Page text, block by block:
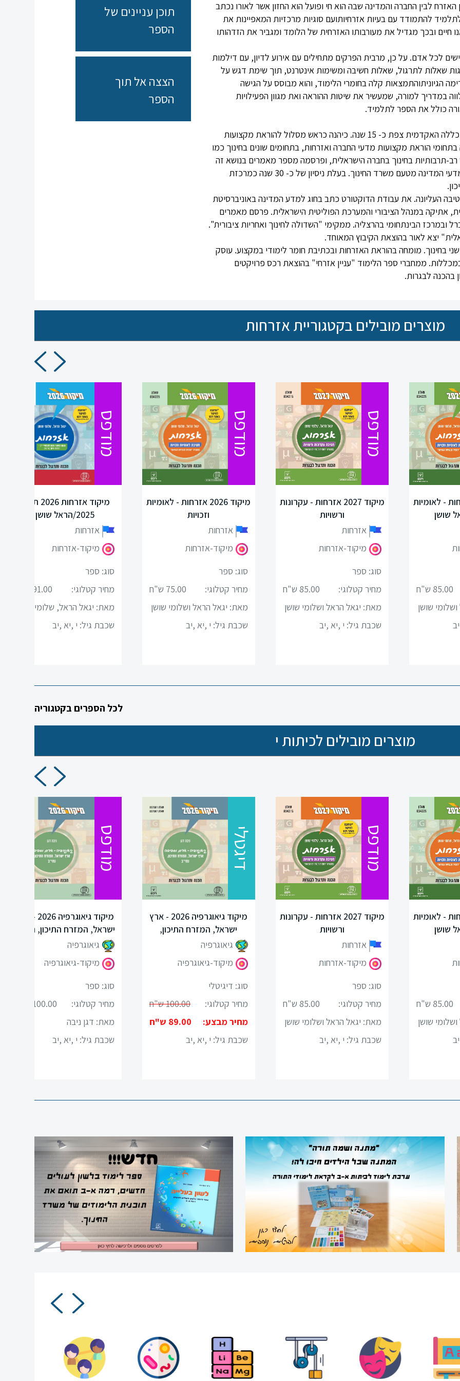
לבין החברה והמדינה שבה הוא חי ופועל הוא החזון אשר לאורו נכתב
להתמודד עם בעיות אזרחיותועם סוגיות מרכזיות המאפיינות את
חיים ובכך מגדיל את מעורבותו האזרחית של הלומד ומגביר את הזדהותו
לכל אדם. על כן, מרבית הפרקים מתחילים עם אירוע לדיון, עם דילמות
שאלות לתרגול, שאלות חשיבה ומשימות אינטרנט, תוך שימת דגש על
הגיוניתוהתמצאות קלה בחומרי הלימוד, והוא מבוסס על הגישה
במדריך למורה, שמעשיר את שיטות ההוראה ואת מגוון הפעילויות
כולל את הספר לתלמיד.
- ראש המחלקה להכשרת מורים במכללה האקדמית צפת כ- 15 שנה. כיהנה כראש מסלול להוראת מקצועות
הוראת מקצועות מדעי החברה ואזרחות, בתחומים שונים בחינוך כמו
רב-תרבותיות בחינוך בחברה הישראלית, ופרסמה מספר מאמרים בנושא זה
בארץ ובעולם. ד"ר בינה גלדי חברה בוועדת מקצוע מדעי המדינה מטעם משרד החינוך. בעלת ניסיון של כ- 30 שנה כמרכזת
העליונה. את עבודת הדוקטורט כתב בחוג למדע המדינה באוניברסיטת
אתיקה במנהל הציבורי והמערכת הפוליטית הישראלית. פרסם מאמרים
הבינתחומי בהרצליה. ממקימי "השדולה לחינוך ואחריות ציבורית".
יצא לאור בהוצאת הקיבוץ המאוחד.
שני בחינוך. מומחה בהוראת האזרחות ובכתיבת חומר לימודי במקצוע. עוסק
ממחברי ספר הלימוד "עניין אזרחי" בהוצאת רכס פרויקטים
בהכנה לבגרות.
תוכן עניינים של
הספר
הצצה אל תוך
הספר
מוצרים מובילים בקטגוריית אזרחות
מודפס
מיקוד אזרחות 2026 תואם
2025/הראל שושן
אזרחות
מיקוד-אזרחות
סוג: ספר
מחיר קטלוגי:
91.00 ש"ח
מאת: יגאל הראל, שלומי שושן
שכבת גיל: י ,יא ,יב
מודפס
מיקוד 2026 אזרחות - לאומיות
וזכויות
אזרחות
מיקוד-אזרחות
סוג: ספר
מחיר קטלוגי:
75.00 ש"ח
מאת: יגאל הראל ושלומי שושן
שכבת גיל: י ,יא ,יב
מודפס
מיקוד 2027 אזרחות - עקרונות
ורשויות
אזרחות
מיקוד-אזרחות
סוג: ספר
מחיר קטלוגי:
85.00 ש"ח
מאת: יגאל הראל ושלומי שושן
שכבת גיל: י ,יא ,יב
אזרחות - לאומיות
שושן
85.00 ש"ח
שושן
לכל הספרים בקטגוריה
מוצרים מובילים לכיתות י
מודפס
מיקוד גיאוגרפיה 2026 - ארץ
ישראל, המזרח התיכון, נתי"ב
גיאוגרפיה
מיקוד-גיאוגרפיה
סוג: ספר
מחיר קטלוגי:
100.00 ש"ח
מאת: דגן ניבה
שכבת גיל: י ,יא ,יב
דיגטלי
מיקוד גיאוגרפיה 2026 - ארץ
ישראל, המזרח התיכון,
נתי"ב-דיגיטלי
גיאוגרפיה
מיקוד-גיאוגרפיה
סוג: דיגיטלי
מחיר קטלוגי:
100.00 ש"ח
מחיר מבצע:
89.00 ש"ח
שכבת גיל: י ,יא ,יב
מודפס
מיקוד 2027 אזרחות - עקרונות
ורשויות
אזרחות
מיקוד-אזרחות
סוג: ספר
מחיר קטלוגי:
85.00 ש"ח
מאת: יגאל הראל ושלומי שושן
שכבת גיל: י ,יא ,יב
אזרחות - לאומיות
שושן
85.00 ש"ח
שושן